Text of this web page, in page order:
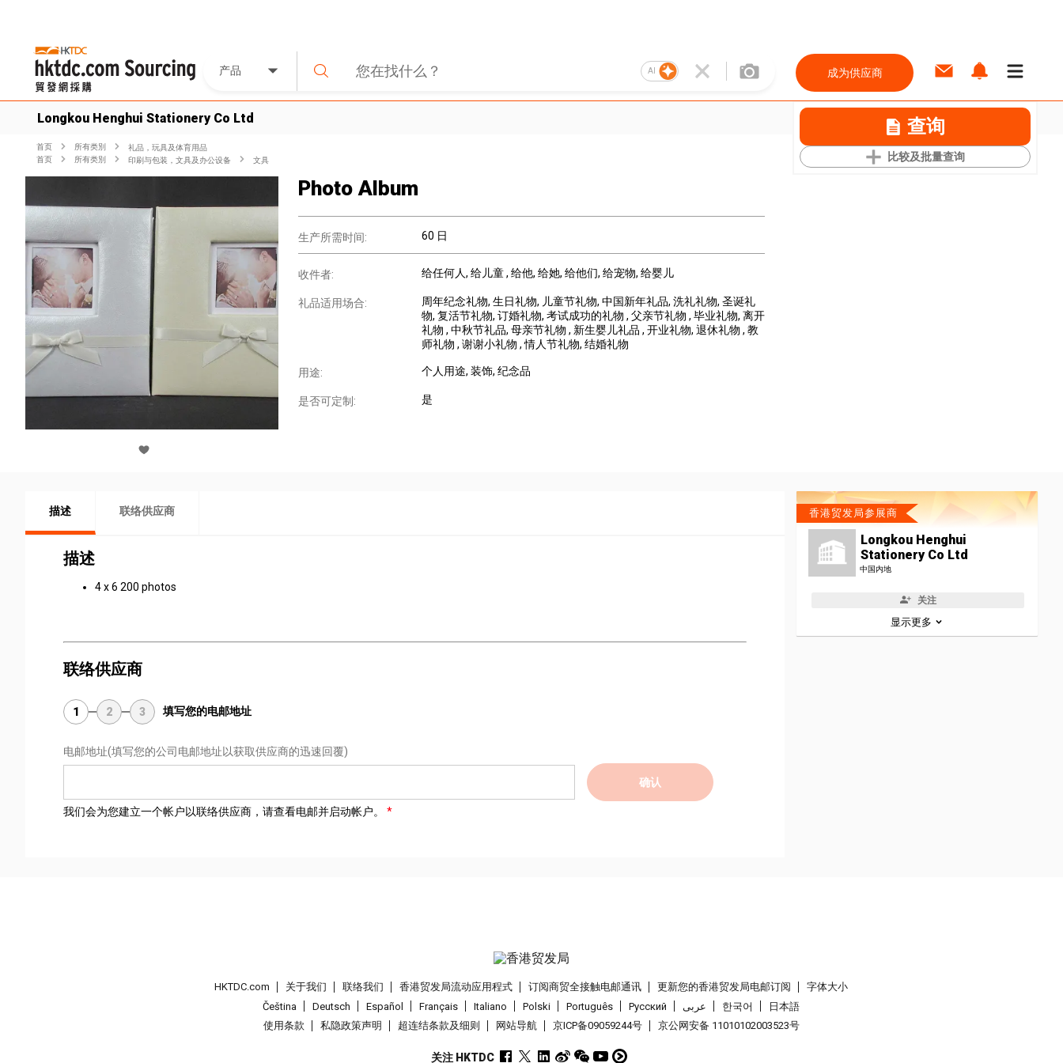
产品 AI 成为供应商
Longkou Henghui Stationery Co Ltd 查询
比较及批量查询
首页 所有类別
礼品，玩具及体育用品
首页
所有类別 印刷与包装，文具及办公设备 文具
Photo Album
生产所需时间: 60 日
收件者: 给任何人, 给儿童, 给他, 给她, 给他们, 给宠物, 给婴儿
礼品适用场合: 周年纪念礼物, 生日礼物, 儿童节礼物, 中国新年礼品, 洗礼礼物, 圣诞礼
物, 复活节礼物, 订婚礼物, 考试成功的礼物 , 父亲节礼物 , 毕业礼物, 离开
礼物 , 中秋节礼品, 母亲节礼物 , 新生婴儿礼品 , 开业礼物, 退休礼物 , 教
师礼物 , 谢谢小礼物 , 情人节礼物, 结婚礼物
用途: 个人用途, 装饰, 纪念品
是否可定制: 是
描述 联络供应商
描述
4 x 6 200 photos
联络供应商
1 2 3 填写您的电邮地址
电邮地址(填写您的公司电邮地址以获取供应商的迅速回覆)
确认
我们会为您建立一个帐户以联络供应商，请查看电邮并启动帐户。
香港贸发局参展商
Longkou Henghui
Stationery Co Ltd
中国内地
关注
显示更多
HKTDC.com 关于我们 联络我们 香港贸发局流动应用程式 订阅商贸全接触电邮通讯 更新您的香港贸发局电邮订阅
字体大小
Čeština
Deutsch Español Français Italiano Polski Português Pусский عربى 한국어
日本語
使用条款
私隐政策声明 超连结条款及细则 网站导航 京ICP备09059244号 京公网安备 11010102003523号
关注 HKTDC